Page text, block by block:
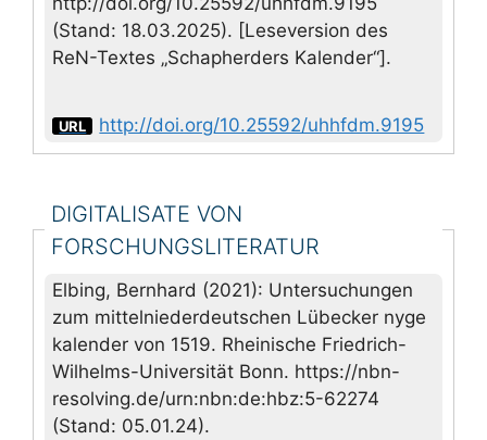
(Stand: 18.03.2025). [Leseversion des
ReN-Textes „Schapherders Kalender“].
URL http://doi.org/10.25592/uhhfdm.9195
DIGITALISATE VON
FORSCHUNGSLITERATUR
Elbing, Bernhard (2021): Untersuchungen
zum mittelniederdeutschen Lübecker nyge
kalender von 1519. Rheinische Friedrich-
Wilhelms-Universität Bonn. https://nbn-
resolving.de/urn:nbn:de:hbz:5-62274
(Stand: 05.01.24).